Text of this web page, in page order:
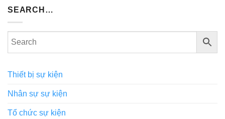
SEARCH…
Thiết bị sự kiện
Nhân sự sự kiện
Tổ chức sự kiện